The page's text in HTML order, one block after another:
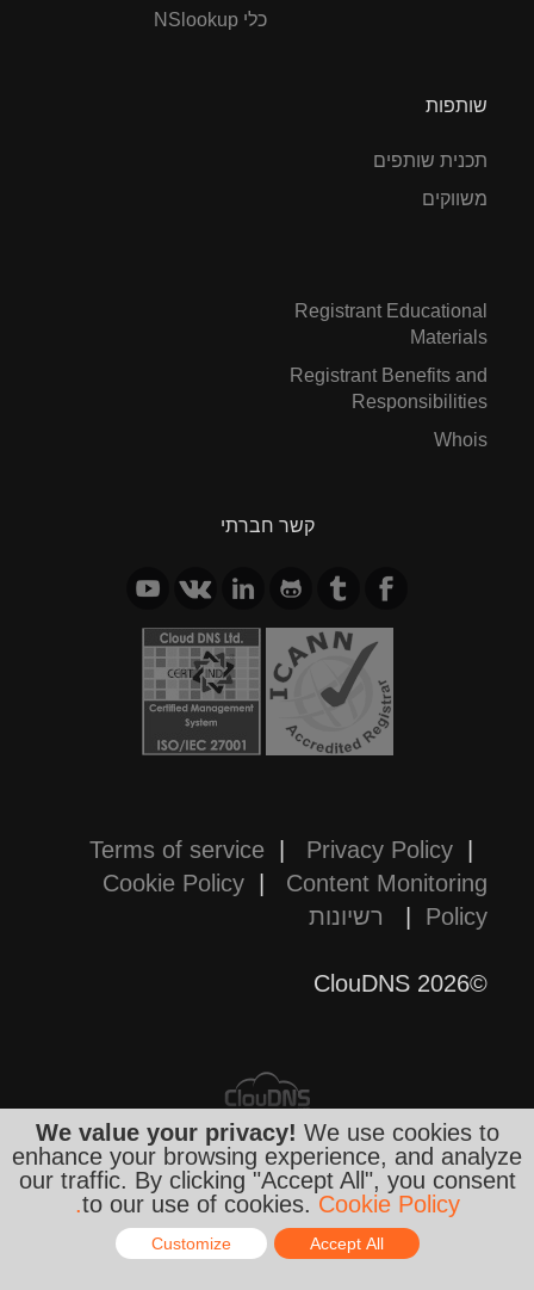
כלי NSlookup
שותפות
תכנית שותפים
משווקים
Registrant Educational
Materials
Registrant Benefits and
Responsibilities
Whois
קשר חברתי
Terms of service | Privacy Policy |
Cookie Policy | Content Monitoring
Policy
| רשיונות
©2026 ClouDNS
כל המחירים הם סופיים וכוללים את כל
המסים הנדרשים. אין הפתעות בחיובים!
We value your privacy! We use cookies to
enhance your browsing experience, and analyze
our traffic. By clicking "Accept All", you consent
to our use of cookies. Cookie Policy.
Accept All
Customize